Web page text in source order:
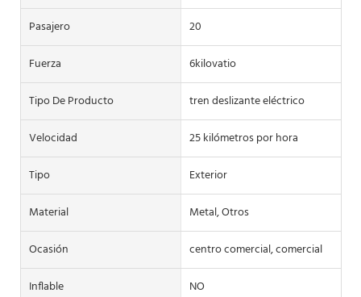
Pasajero
20
Fuerza
6kilovatio
Tipo De Producto
tren deslizante eléctrico
Velocidad
25 kilómetros por hora
Tipo
Exterior
Material
Metal, Otros
Ocasión
centro comercial, comercial
Inflable
NO